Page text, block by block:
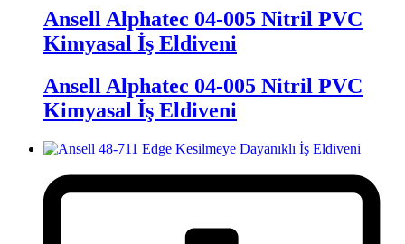
Ansell Alphatec 04-005 Nitril PVC
Kimyasal İş Eldiveni
Ansell Alphatec 04-005 Nitril PVC
Kimyasal İş Eldiveni